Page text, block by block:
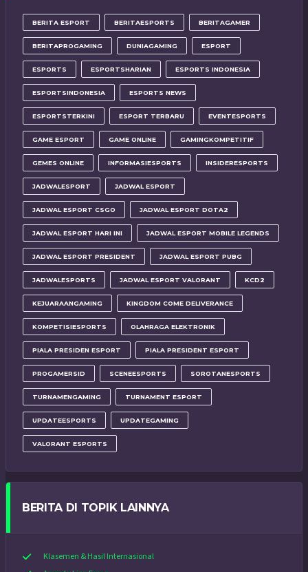
BERITA ESPORT BERITAESPORTS BERITAGAMER
BERITAPROGAMING DUNIAGAMING ESPORT
ESPORTS ESPORTSHARIAN ESPORTS INDONESIA
ESPORTSINDONESIA ESPORTS NEWS
ESPORTSTERKINI ESPORT TERBARU EVENTESPORTS
GAME ESPORT GAME ONLINE GAMINGKOMPETITIF
GEMES ONLINE INFORMASIESPORTS INSIDERESPORTS
JADWALESPORT JADWAL ESPORT
JADWAL ESPORT CSGO JADWAL ESPORT DOTA2
JADWAL ESPORT HARI INI JADWAL ESPORT MOBILE LEGENDS
JADWAL ESPORT PRESIDENT JADWAL ESPORT PUBG
JADWALESPORTS JADWAL ESPORT VALORANT KCD2
KEJUARAANGAMING KINGDOM COME DELIVERANCE
KOMPETISIESPORTS OLAHRAGA ELEKTRONIK
PIALA PRESIDEN ESPORT PIALA PRESIDENT ESPORT
PROGAMERSID SCENEESPORTS SOROTANESPORTS
TURNAMENGAMING TURNAMENT ESPORT
UPDATEESPORTS UPDATEGAMING
VALORANT ESPORTS
BERITA DI TOPIK LAINNYA
Klasemen & Hasil Internasional